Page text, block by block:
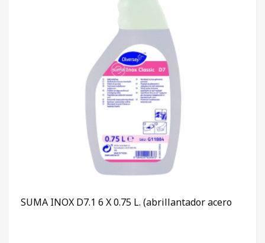
SUMA INOX D7.1 6 X 0.75 L. (abrillantador acero